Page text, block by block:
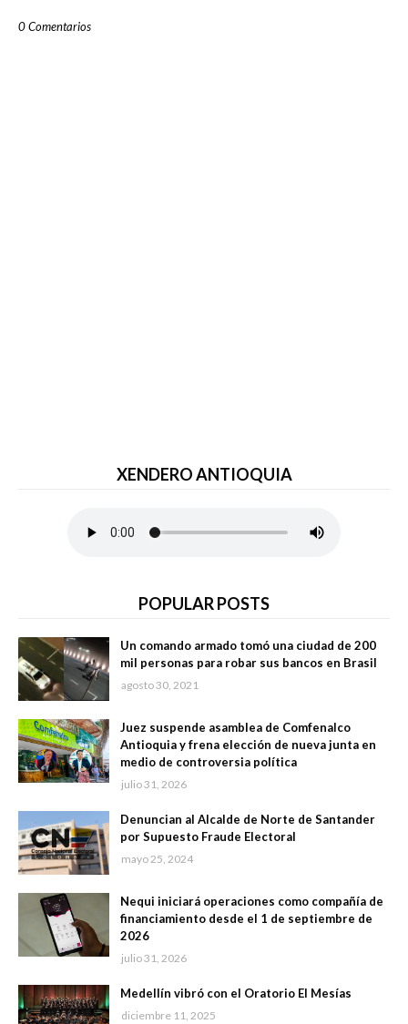
0 Comentarios
XENDERO ANTIOQUIA
POPULAR POSTS
Un comando armado tomó una ciudad de 200
mil personas para robar sus bancos en Brasil
agosto 30, 2021
Juez suspende asamblea de Comfenalco
Antioquia y frena elección de nueva junta en
medio de controversia política
julio 31, 2026
Denuncian al Alcalde de Norte de Santander
por Supuesto Fraude Electoral
mayo 25, 2024
Nequi iniciará operaciones como compañía de
financiamiento desde el 1 de septiembre de
2026
julio 31, 2026
Medellín vibró con el Oratorio El Mesías
diciembre 11, 2025